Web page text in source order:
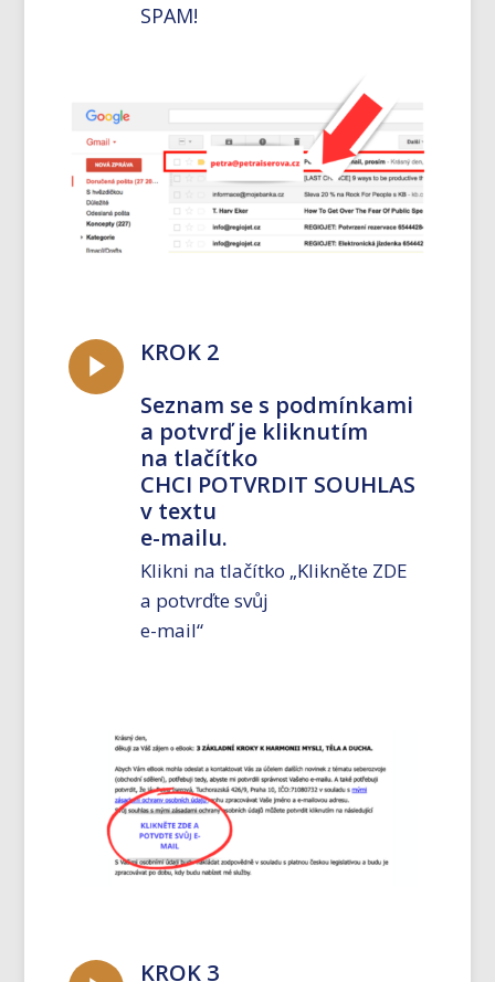
SPAM!
KROK 2
Seznam se s podmínkami
a potvrď je kliknutím
na tlačítko
CHCI POTVRDIT SOUHLAS
v textu
e-mailu.
Klikni na tlačítko „Klikněte ZDE
a potvrďte svůj
e-mail“
KROK 3